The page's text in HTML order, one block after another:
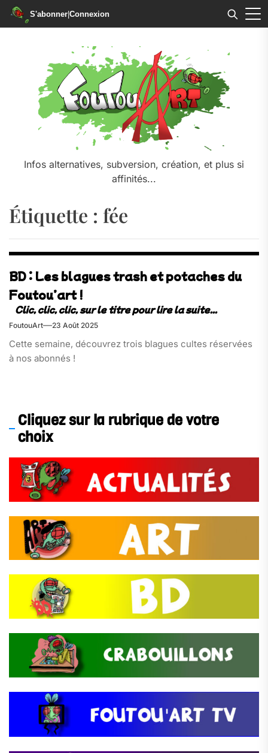
S'abonner|Connexion
Infos alternatives, subversion, création, et plus si
affinités...
Étiquette : fée
BD : Les blagues trash et potaches du
Foutou’art !
FoutouArt 23 Août 2025
Cette semaine, découvrez trois blagues cultes réservées
à nos abonnés !
Cliquez sur la rubrique de votre
choix